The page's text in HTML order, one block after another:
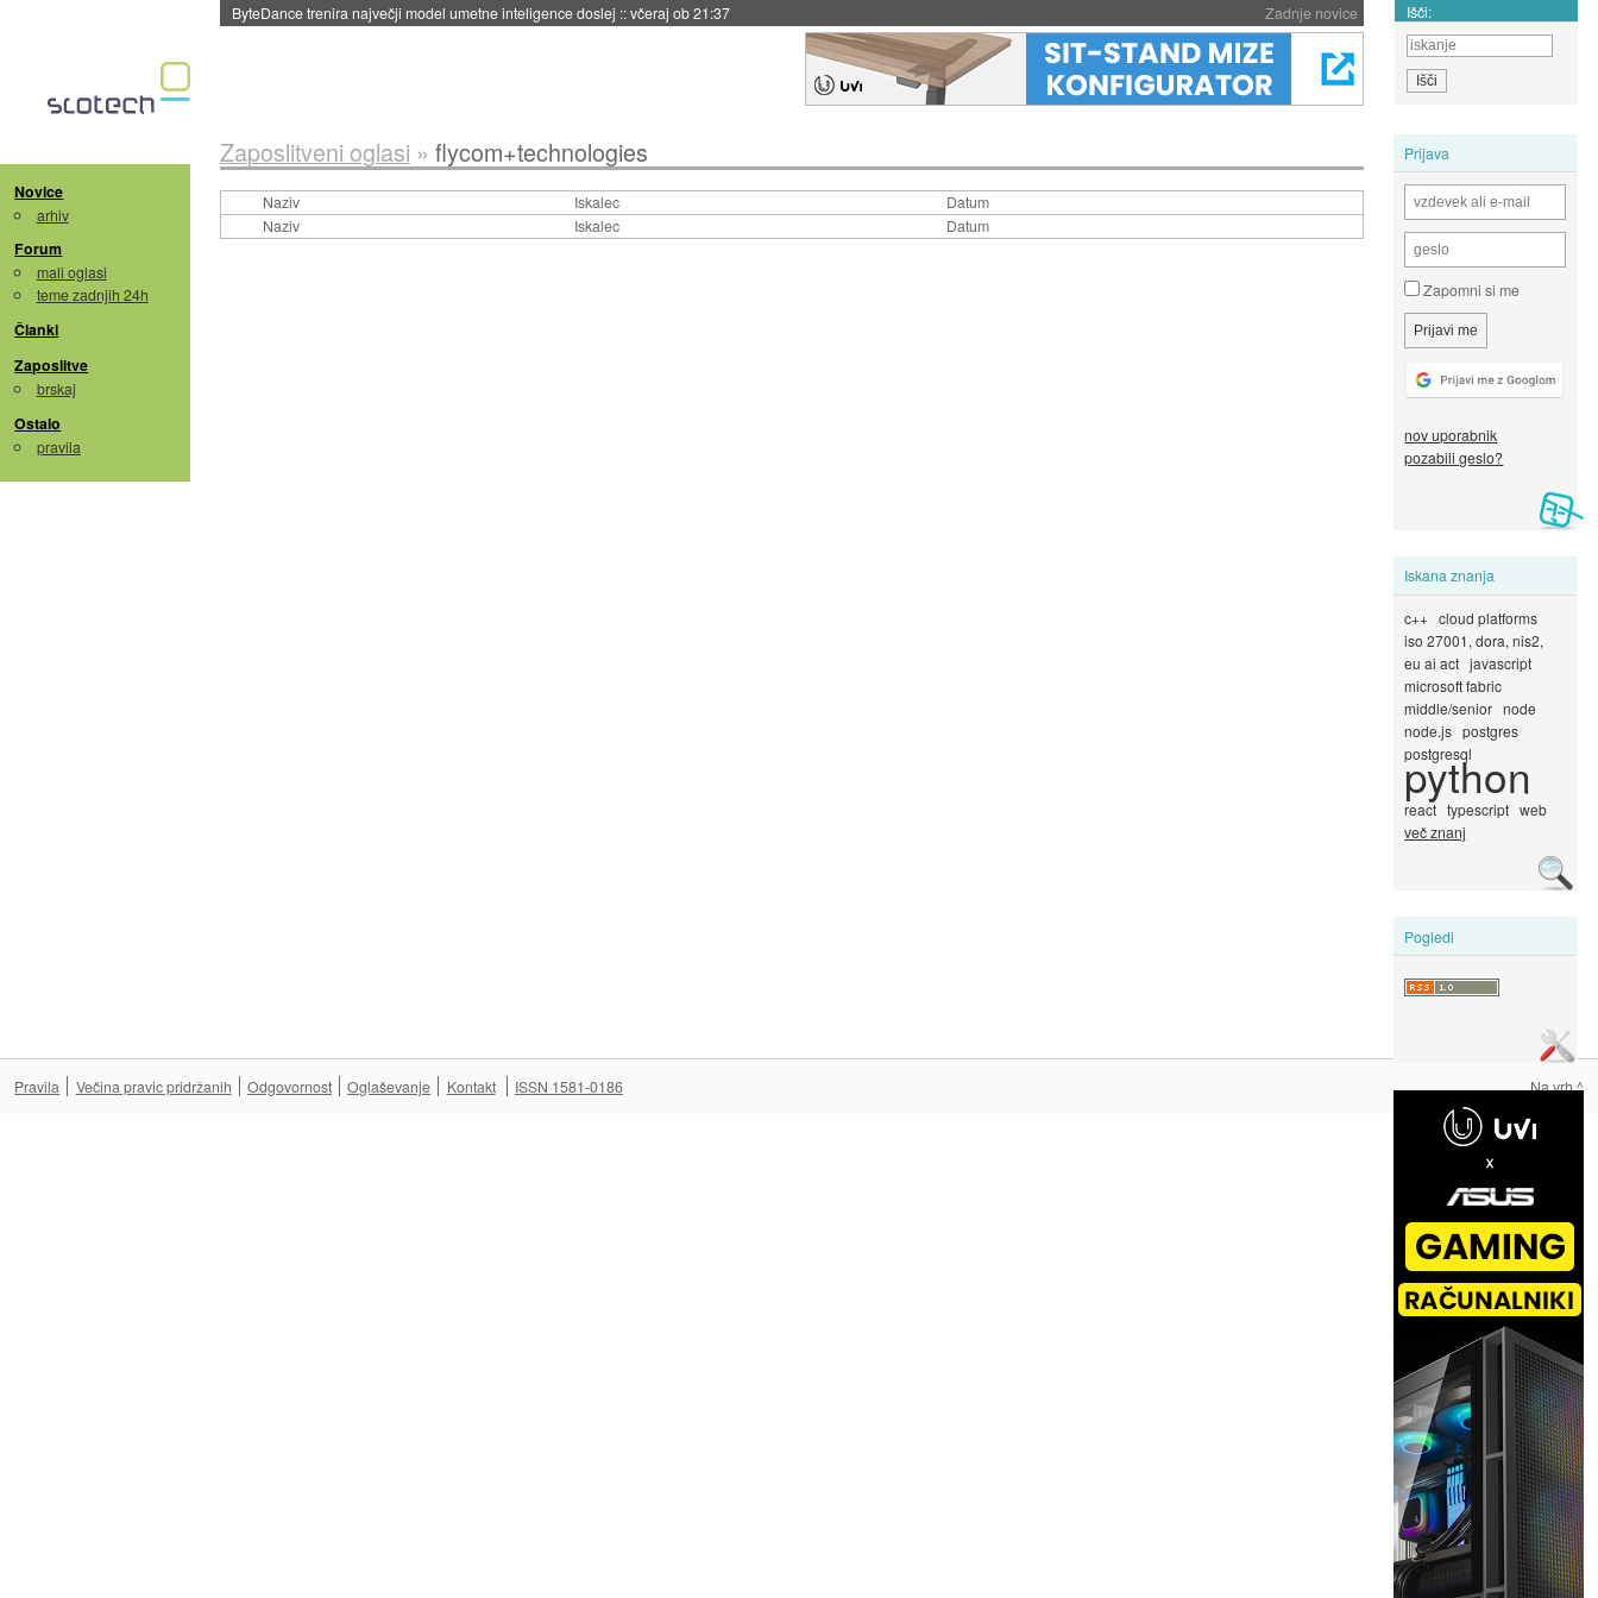
Zadnje novice
ByteDance trenira največji model umetne inteligence doslej ::včeraj ob 21:37 Išči:
Novice
arhiv
Forum
mali oglasi
teme zadnjih 24h
Članki
Zaposlitve
brskaj
Ostalo
pravila
Prijava
Zapomni si me
nov uporabnik
pozabili geslo?
Iskana znanja
c++ cloud platforms
iso 27001, dora, nis2,
eu ai act javascript
microsoft fabric
middle/senior node
node.js postgres
postgresql
python
react typescript web
več znanj
Pogledi
Zaposlitveni oglasi » flycom+technologies
Naziv Iskalec
Datum
Naziv
Iskalec Datum
Na vrh ^
Pravila Večina pravic pridržanih Odgovornost Oglaševanje Kontakt ISSN 1581-0186